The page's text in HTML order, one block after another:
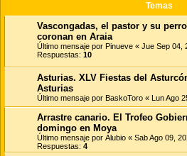
Temas
Vascongadas, el pastor y su
coronan en Araia
Último mensaje por Pinueve « Jue Sep 04,
Respuestas: 10
Asturias. XLV Fiestas del
Asturias
Último mensaje por BaskoToro « Lun Ago
Arrastre canario. El Trofeo
domingo en Moya
Último mensaje por Alubio « Sab Ago 09,
Respuestas: 4